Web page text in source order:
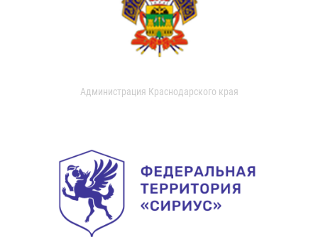
Администрация Краснодарского края